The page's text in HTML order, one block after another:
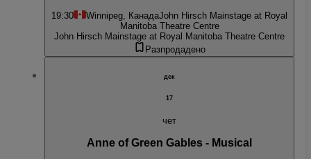
19:30 Winnipeg, КанадаJohn Hirsch Mainstage at Royal
Manitoba Theatre Centre
John Hirsch Mainstage at Royal Manitoba Theatre Centre
Разпродадено
дек
17
чет
Anne of Green Gables - Musical